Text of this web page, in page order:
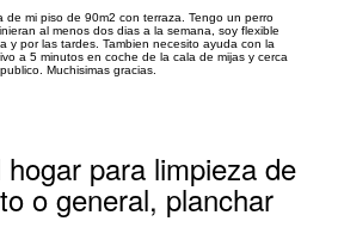
de mi piso de 90m2 con terraza. Tengo un perro
al menos dos dias a la semana, soy flexible
y por las tardes. Tambien necesito ayuda con la
a 5 minutos en coche de la cala de mijas y cerca
Muchisimas gracias.
para limpieza de
o general, planchar